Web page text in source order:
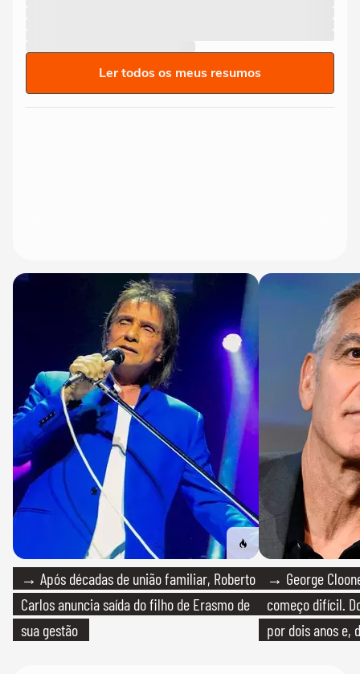
Ler todos os meus resumos
→ Após décadas de união familiar, Roberto
Carlos anuncia saída do filho de Erasmo de
sua gestão
→ George
começo difícil.
por dois anos e,